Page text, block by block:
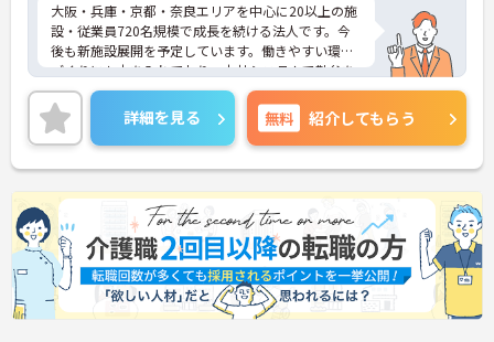
大阪・兵庫・京都・奈良エリアを中心に20以上の施
設・従業員720名規模で成長を続ける法人です。今
後も新施設展開を予定しています。働きやすい環境
づくりにも力を入れており、本社システムで勤怠を
管理し、残業や最大4連勤までのシフト制限を徹底
する仕組みを設けています。8ランクの明確な評価制
度「リーフ制度」を導入しており、日々の頑張りが
正当に給与へ反映されます。さらに「続けるほど得
になる」福利厚生としては3年ごとの勤続功労金
（最大162万円）が用意されており、長く働きなが
ら確実なステップアップと収入増を目指すことがで
きます。有給消化率も高く、また、法務監査部によ
るハラスメント防止対策や、社内SNSで感謝をポイ
ント化する独自の制度も設け、職種・年齢に関係な
く誰もが意見を言えるフラットな社風のもとでチー
ムワークが機能しています。入社後は本部研修と現
詳細を見る 無料 紹介してもらう